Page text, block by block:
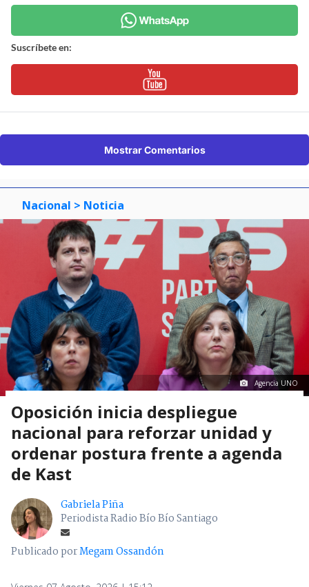
Suscríbete en:
Mostrar Comentarios
Nacional > Noticia
Agencia UNO
Oposición inicia despliegue
nacional para reforzar unidad y
ordenar postura frente a agenda
de Kast
Gabriela Piña
Periodista Radio Bío Bío Santiago
Publicado porMegam Ossandón